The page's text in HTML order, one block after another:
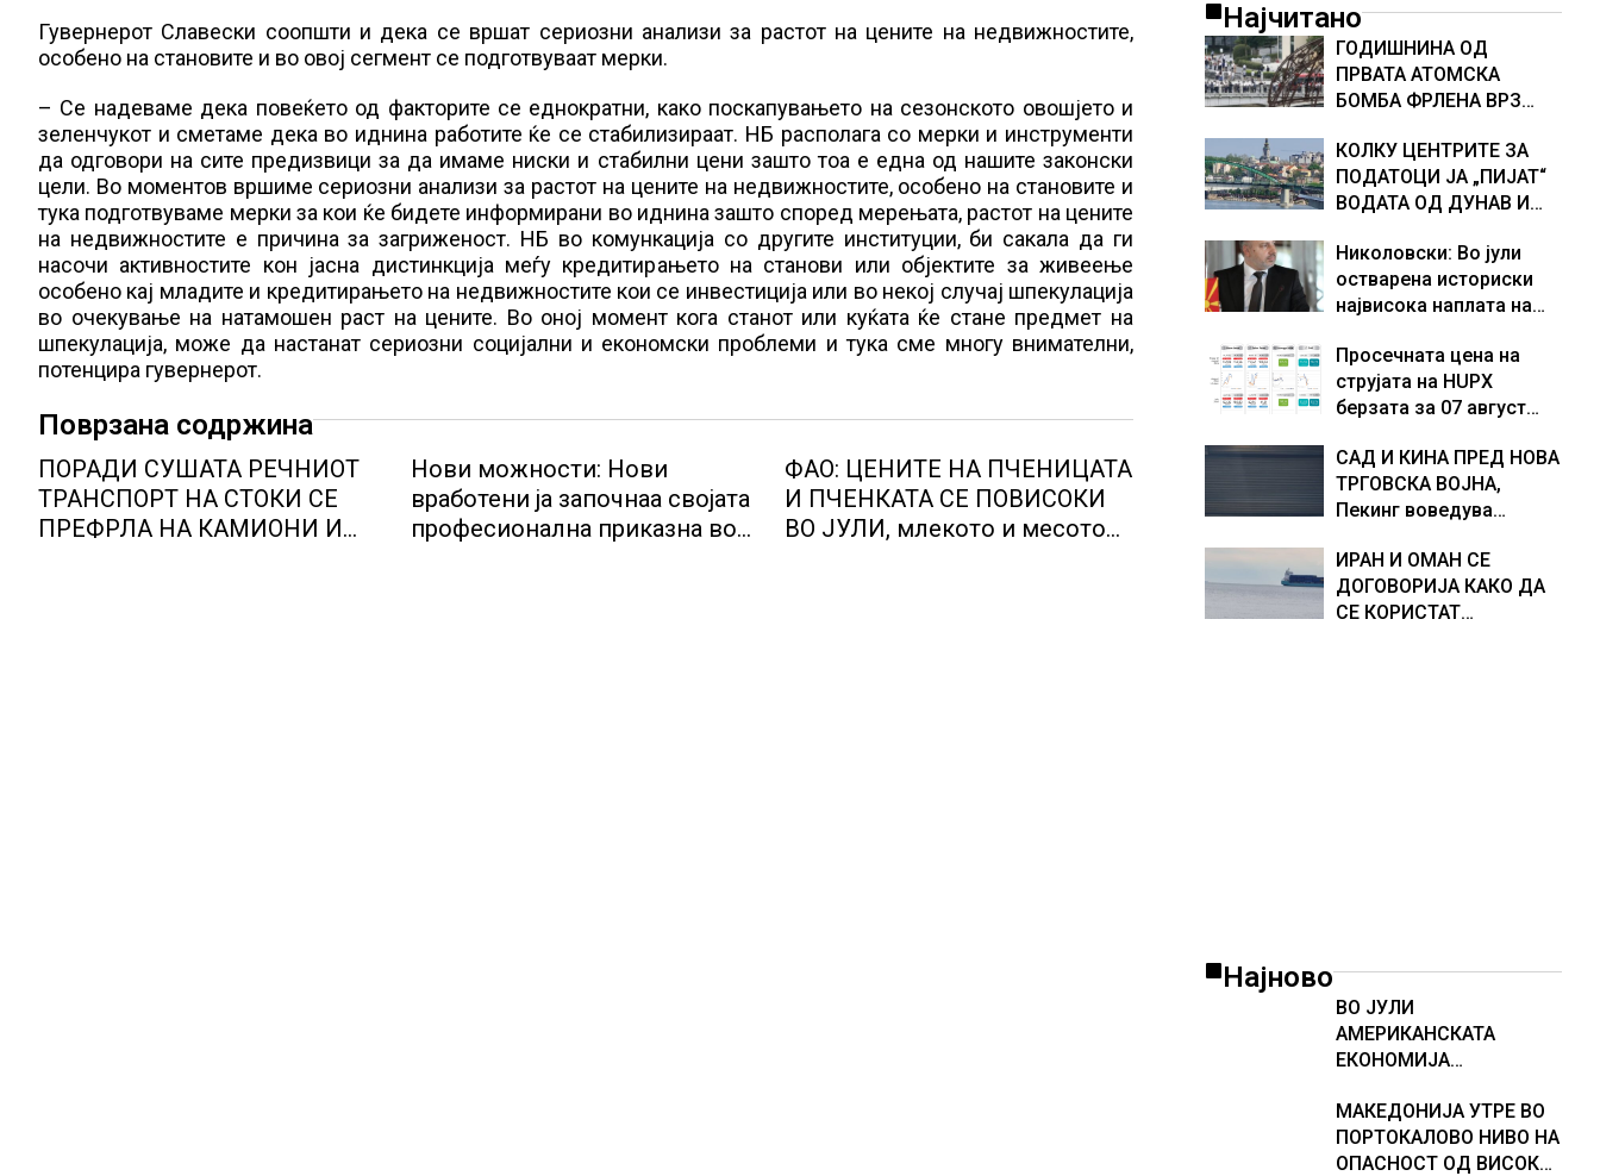
Гувернерот Славески соопшти и дека се вршат сериозни анализи за растот на цените на недвижностите,
особено на становите и во овој сегмент се подготвуваат мерки.
– Се надеваме дека повеќето од факторите се еднократни, како поскапувањето на сезонското овошјето и
зеленчукот и сметаме дека во иднина работите ќе се стабилизираат. НБ располага со мерки и инструменти
да одговори на сите предизвици за да имаме ниски и стабилни цени зашто тоа е една од нашите законски
цели. Во моментов вршиме сериозни анализи за растот на цените на недвижностите, особено на становите и
тука подготвуваме мерки за кои ќе бидете информирани во иднина зашто според мерењата, растот на цените
на недвижностите е причина за загриженост. НБ во комункација со другите институции, би сакала да ги
насочи активностите кон јасна дистинкција меѓу кредитирањето на станови или објектите за живеење
особено кај младите и кредитирањето на недвижностите кои се инвестиција или во некој случај шпекулација
во очекување на натамошен раст на цените. Во оној момент кога станот или куќата ќе стане предмет на
шпекулација, може да настанат сериозни социјални и економски проблеми и тука сме многу внимателни,
потенцира гувернерот.
Поврзана содржина
ПОРАДИ СУШАТА РЕЧНИОТ
ТРАНСПОРТ НА СТОКИ СЕ
ПРЕФРЛА НА КАМИОНИ И
Нови можности: Нови
вработени ја започнаа својата
професионална приказна во
ФАО: ЦЕНИТЕ НА ПЧЕНИЦАТА
И ПЧЕНКАТА СЕ ПОВИСОКИ
ВО ЈУЛИ, млекото и месото
Најчитано
ГОДИШНИНА ОД
ПРВАТА АТОМСКА
БОМБА ФРЛЕНА ВРЗ
ШТО НАПРАВИВМЕ“,
како дел од екипажот
во авионот „Енола Геј“ и
бомбардирањето го
доживуваа овој настан
што го промени текот
КОЛКУ ЦЕНТРИТЕ ЗА
ПОДАТОЦИ ЈА „ПИЈАТ“
ВОДАТА ОД ДУНАВ И
Германија е лидер во
Европа по бројот на
изградени центри за
Николовски: Во јули
остварена историски
највисока наплата на
милијарди денари –
изградивме систем што
испорачува резултати
Просечната цена на
струјата на HUPX
берзата за 07 август
евра за мегават час, на
МЕМО 153,56 евра за
мегават час
САД И КИНА ПРЕД НОВА
ТРГОВСКА ВОЈНА,
Пекинг воведува
американски компании
и организации
ИРАН И ОМАН СЕ
ДОГОВОРИЈА КАКО ДА
СЕ КОРИСТАТ
Најново
ВО ЈУЛИ
АМЕРИКАНСКАТА
ЕКОНОМИЈА
23.000 РАБОТНИ МЕСТА
МАКЕДОНИЈА УТРЕ ВО
ПОРТОКАЛОВО НИВО НА
ОПАСНОСТ ОД ВИСОКИ